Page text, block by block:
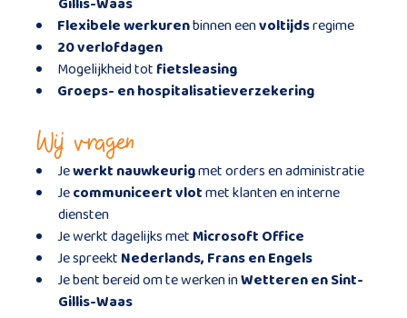
Flexibele werkurenbinnen eenvoltijdsregime
20 verlofdagen
Mogelijkheid tot fietsleasing
Groeps- en hospitalisatieverzekering
Wij vragen
Jewerkt nauwkeurigmet orders en administratie
Jecommuniceert vlotmet klanten en interne
diensten
Je werkt dagelijks met Microsoft Office
Je spreekt Nederlands, Frans en Engels
Je bent bereid om te werken inWetteren en Sint-
Gillis-Waas